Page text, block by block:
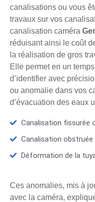
canalisations ou vous
travaux sur vos
canalisation caméra
réduisant ainsi le coût
la réalisation de gros
Elle permet en un
d’identifier avec
ou anomalie dans vos
d’évacuation des eaux
Canalisation fissurée
Canalisation obstruée
Déformation de la
Ces anomalies, mis à
avec la caméra,